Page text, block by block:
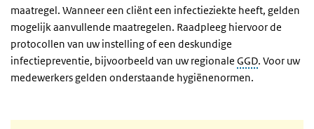
maatregel. Wanneer een cliënt een infectieziekte heeft, gelden
mogelijk aanvullende maatregelen. Raadpleeg hiervoor de
protocollen van uw instelling of een deskundige
infectiepreventie, bijvoorbeeld van uw regionale GGD. Voor uw
medewerkers gelden onderstaande hygiënenormen.